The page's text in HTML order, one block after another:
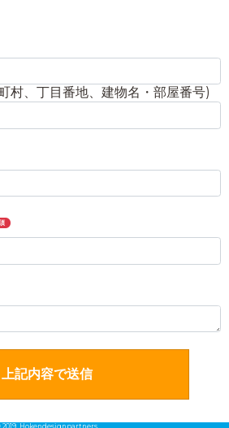
村、丁目番地、建物名・部屋番号)
上記内容で送信
2019. Hokendesignpartners.